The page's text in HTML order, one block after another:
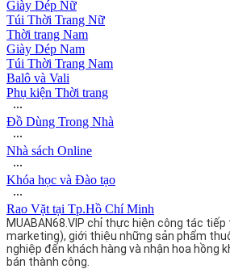
Giày Dép Nữ
Túi Thời Trang Nữ
Thời trang Nam
Giày Dép Nam
Túi Thời Trang Nam
Balô và Vali
Phụ kiện Thời trang
∙∙∙
Đồ Dùng Trong Nhà
∙∙∙
Nhà sách Online
∙∙∙
Khóa học và Đào tạo
∙∙∙
Rao Vặt tại Tp.Hồ Chí Minh
MUABAN68.VIP chỉ thực hiện công tác
marketing), giới thiệu những sản phẩm
nghiệp đến khách hàng và nhận hoa hồng
bán thành công.